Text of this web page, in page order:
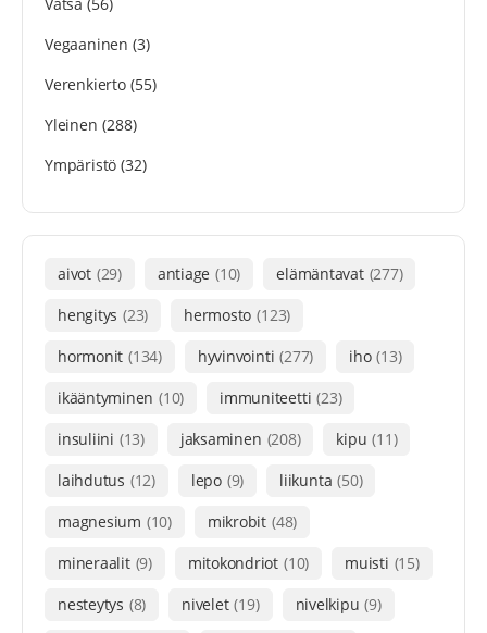
Vegaaninen (3)
Verenkierto(55)
Yleinen (288)
Ympäristö (32)
aivot (29) antiage (10) elämäntavat (277)
hengitys (23) hermosto (123)
hormonit (134) hyvinvointi (277) iho (13)
ikääntyminen (10) immuniteetti (23)
insuliini (13) jaksaminen (208) kipu (11)
laihdutus (12) lepo (9) liikunta (50)
magnesium (10) mikrobit (48)
mineraalit (9) mitokondriot (10) muisti (15)
nesteytys (8) nivelet (19) nivelkipu (9)